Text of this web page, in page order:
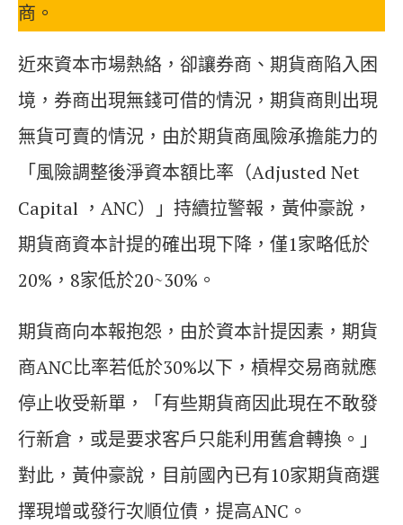
商。
近來資本市場熱絡，卻讓券商、期貨商陷入困
境，券商出現無錢可借的情況，期貨商則出現
無貨可賣的情況，由於期貨商風險承擔能力的
「風險調整後淨資本額比率（Adjusted Net
Capital ，ANC）」持續拉警報，黃仲豪說，
期貨商資本計提的確出現下降，僅1家略低於
20%，8家低於20~30%。
期貨商向本報抱怨，由於資本計提因素，期貨
商ANC比率若低於30%以下，槓桿交易商就應
停止收受新單，「有些期貨商因此現在不敢發
行新倉，或是要求客戶只能利用舊倉轉換。」
對此，黃仲豪說，目前國內已有10家期貨商選
擇現增或發行次順位債，提高ANC。